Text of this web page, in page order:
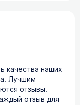
качества наших
Лучшим
отзывы.
отзыв для